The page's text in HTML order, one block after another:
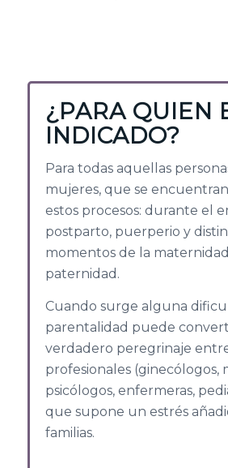
¿PARA QUIEN
INDICADO?
Para todas aquellas
mujeres, que se
estos procesos: durante el
postparto, puerperio y
momentos de la
paternidad.
Cuando surge alguna
parentalidad puede
verdadero peregrinaje
profesionales (ginecólogos,
psicólogos, enfermeras,
que supone un estrés
familias.